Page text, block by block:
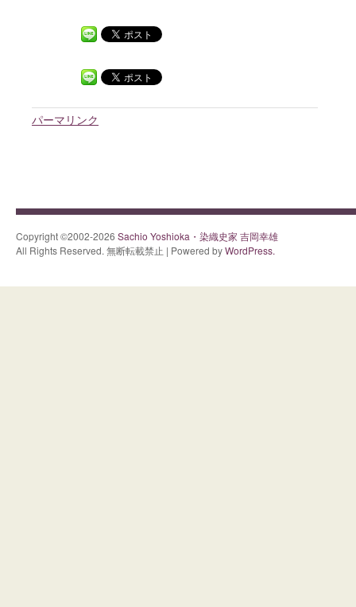
パーマリンク
Copyright ©2002-2026 Sachio Yoshioka・染織史家 吉岡幸雄
All Rights Reserved. 無断転載禁止 | Powered byWordPress.